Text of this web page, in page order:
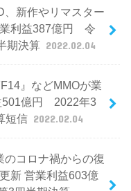
、新作やリマスター
利益387億円 令
期決算 2022.02.04
』などMMOが業
501億円 2022年3
短信 2022.02.04
のコロナ禍からの復
新 営業利益603億